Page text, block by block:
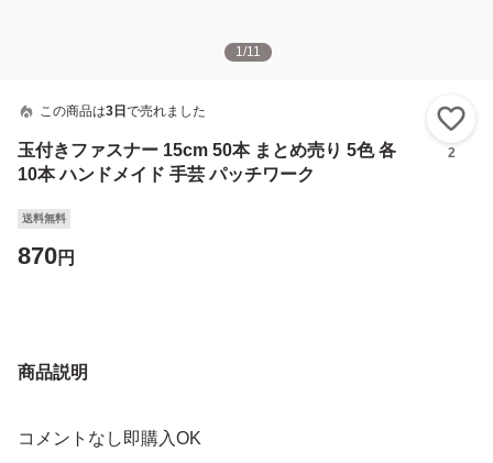
1/11
この商品は3日 で売れました
玉付きファスナー 15cm 50本 まとめ売り 5色 各
10本 ハンドメイド 手芸 パッチワーク
2
送料無料
870円
商品説明
コメントなし即購入OK